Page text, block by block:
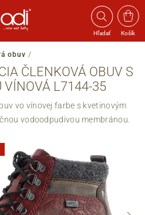
Hľadať Košík
obuv /
ČLENKOVÁ OBUV S
VÍNOVÁ L7144-35
vo vínovej farbe s kvetinovým
vodoodpudivou membránou.